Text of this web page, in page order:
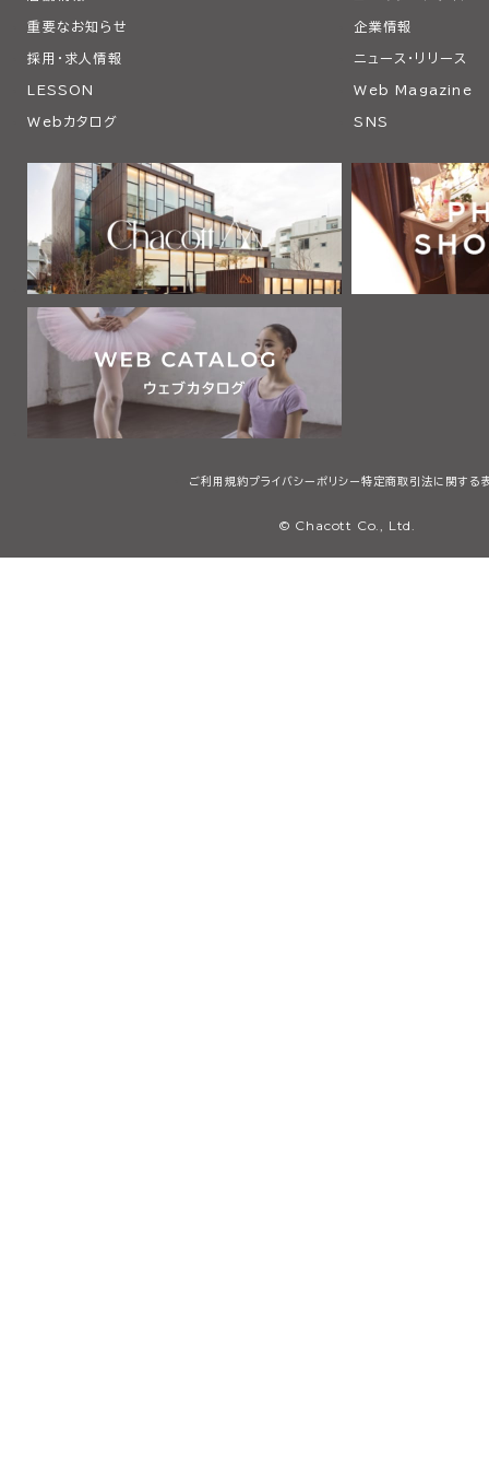
重要なお知らせ 企業情報
採用・求人情報 ニュース・リリース
LESSON Web Magazine
Webカタログ SNS
ご利用規約プライバシーポリシー 特定商取引法に関する
© Chacott Co., Ltd.